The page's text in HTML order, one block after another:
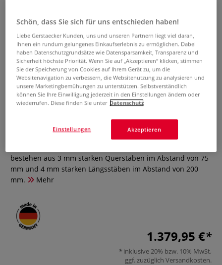
Stapeltrockner 90 x 126 cm, 30
Roste
0 Bewertungen
Trocknungseinrichtung mit 30 Horden (Roste) mit je 90 cm x
bestehen aus 3 mm starken Querstäben im Abstand von 75
mm und 4 mm starken Längsstäben im Abstand von 200
mm.
Mehr
1.379,95 €
inklusive 20% bzw. 10% MwSt,
ggf. zuzüglich Versandkosten.
Schön, dass Sie sich für uns entschieden haben!
Liebe Gerstaecker Kunden, uns und unseren Partnern liegt viel daran,
Ihnen ein rundum gelungenes Einkaufserlebnis zu ermöglichen. Dabei
haben Datenschutzgrundsätze wie Datensparsamkeit, Transparenz und
Sicherheit höchste Priorität. Wenn Sie auf „Akzeptieren“ klicken, stimmen
Sie der Speicherung von Cookies auf Ihrem Gerät zu, um die
Websitenavigation zu verbessern, die Websitenutzung zu analysieren und
unsere Marketingbemühungen zu unterstützen. Selbstverständlich
können Sie Ihre Einwilligung jederzeit in den Einstellungen ändern oder
wiederrufen. Diese finden Sie unter Datenschutz
Akzeptieren
Einstellungen